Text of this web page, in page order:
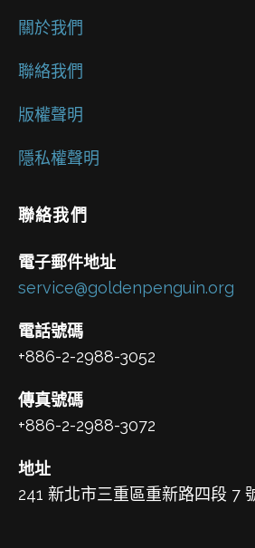
關於我們
聯絡我們
版權聲明
隱私權聲明
聯絡我們
電子郵件地址
service@goldenpenguin.org
電話號碼
+886-2-2988-3052
傳真號碼
+886-2-2988-3072
地址
241 新北市三重區重新路四段 7